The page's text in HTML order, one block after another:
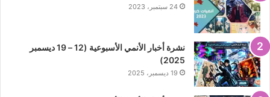
24 سبتمبر، 2023
نشرة أخبار الأنمي الأسبوعية (12 – 19 ديسمبر
2025)
19 ديسمبر، 2025